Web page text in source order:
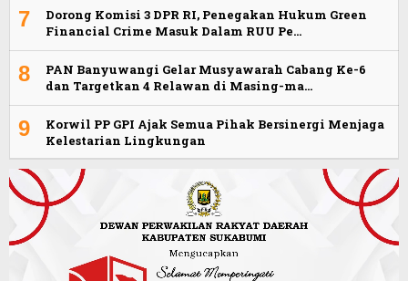
7
Dorong Komisi 3 DPR RI, Penegakan Hukum Green
Financial Crime Masuk Dalam RUU Pe…
8
PAN Banyuwangi Gelar Musyawarah Cabang Ke-6
dan Targetkan 4 Relawan di Masing-ma…
9
Korwil PP GPI Ajak Semua Pihak Bersinergi Menjaga
Kelestarian Lingkungan